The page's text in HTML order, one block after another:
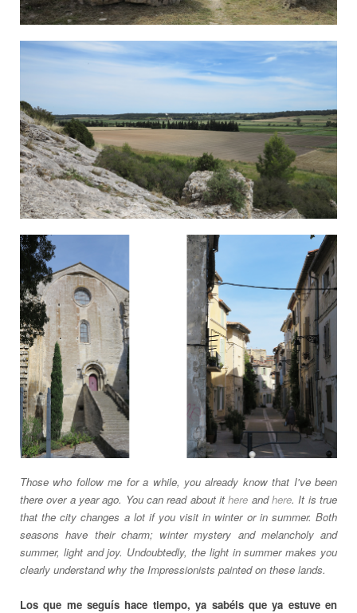
Those who follow me for a while, you already know that I've been
there over a year ago. You can read about ithere andhere. It is true
that the city changes a lot if you visit in winter or in summer. Both
seasons have their charm; winter mystery and melancholy and
summer, light and joy. Undoubtedly, the light in summer makes you
clearly understand why the Impressionists painted on these lands.
Los que me seguís hace tiempo, ya sabéis que ya estuve en